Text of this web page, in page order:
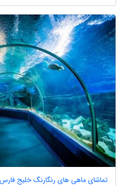
تماشای ماهی های رنگارنگ خلیج